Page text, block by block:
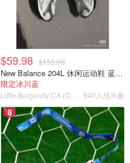
$59.98 $155.00
New Balance 204L 休闲运动鞋 蓝银色
限定冰川蓝
940人感兴趣
8